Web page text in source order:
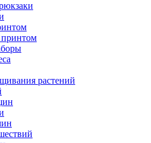
растений